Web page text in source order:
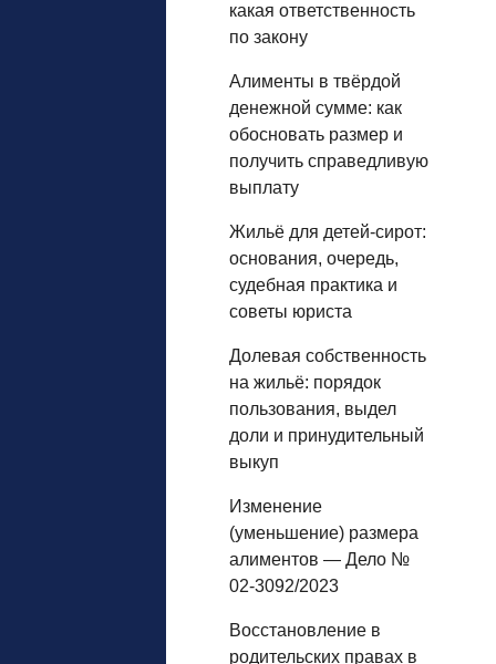
какая ответственность
по закону
Алименты в твёрдой
денежной сумме: как
обосновать размер и
получить справедливую
выплату
Жильё для детей‑сирот:
основания, очередь,
судебная практика и
советы юриста
Долевая собственность
на жильё: порядок
пользования, выдел
доли и принудительный
выкуп
Изменение
(уменьшение) размера
алиментов — Дело №
02-3092/2023
Восстановление в
родительских правах в